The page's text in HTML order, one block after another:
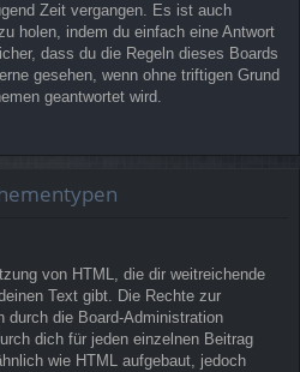
Zeit vergangen. Es ist auch
holen, indem du einfach eine Antwort
dass du die Regeln dieses Boards
gesehen, wenn ohne triftigen Grund
geantwortet wird.
von HTML, die dir weitreichende
Text gibt. Die Rechte zur
durch die Board-Administration
dich für jeden einzelnen Beitrag
wie HTML aufgebaut, jedoch